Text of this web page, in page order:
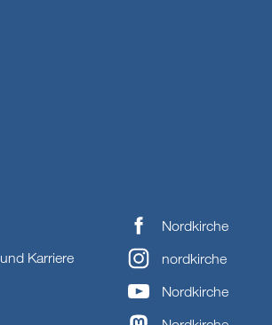
Karriere
Nordkirche
nordkirche
Nordkirche